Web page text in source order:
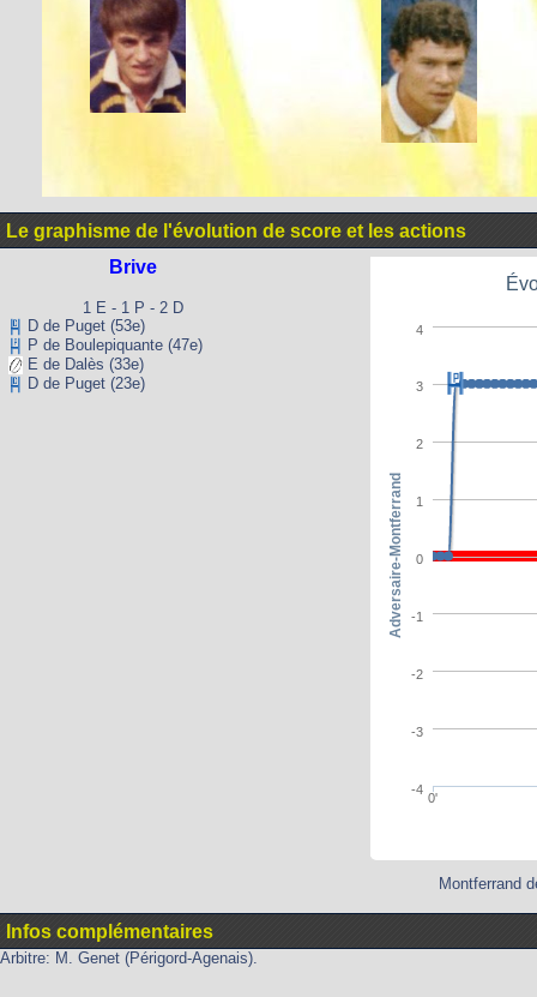
Le graphisme de l'évolution de score et les actions
Brive
1 E - 1 P - 2 D
D de Puget (53e)
P de Boulepiquante (47e)
E de Dalès (33e)
D de Puget (23e)
0'
-4
-3
-2
-1
0
1
2
3
4
Adversaire-Montferrand
Montferrand
Infos complémentaires
Arbitre: M. Genet (Périgord-Agenais).